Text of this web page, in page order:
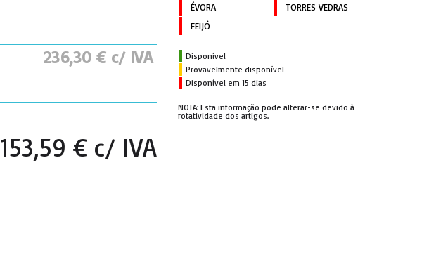
236,30 € c/ IVA
153,59 € c/ IVA
ÉVORA
FEIJÓ
TORRES VEDRAS
Disponível
Provavelmente disponível
Disponível em 15 dias
NOTA: Esta informação pode alterar-se devido à
rotatividade dos artigos.